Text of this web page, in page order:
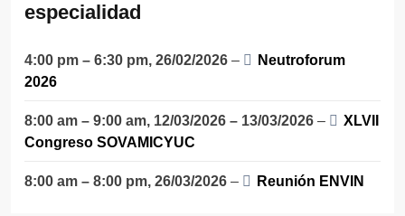
especialidad
4:00 pm – 6:30 pm, 26/02/2026 –
Neutroforum
2026
8:00 am – 9:00 am, 12/03/2026 – 13/03/2026 –
XLVII
Congreso SOVAMICYUC
8:00 am – 8:00 pm, 26/03/2026 – Reunión ENVIN